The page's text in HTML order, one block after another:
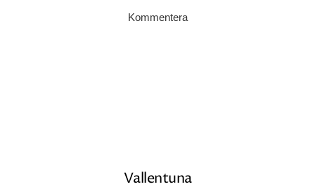
Kommentera
Vallentuna